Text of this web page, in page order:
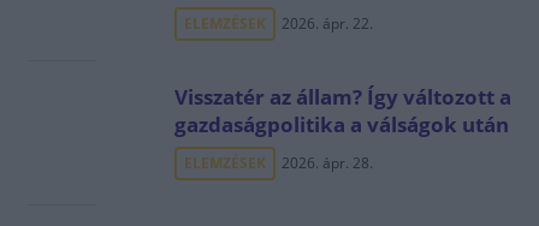
ELEMZÉSEK 2026. ápr. 22.
Visszatér az állam? Így változott a
gazdaságpolitika a válságok után
ELEMZÉSEK 2026. ápr. 28.